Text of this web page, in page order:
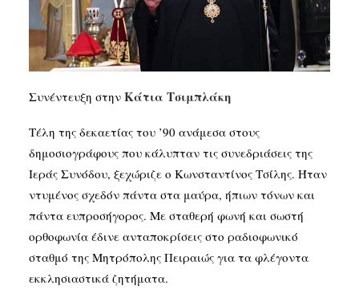
Συνέντευξη στην Κάτια Τσιμπλάκη
Τέλη της δεκαετίας του ’90 ανάμεσα στους
δημοσιογράφους που κάλυπταν τις συνεδριάσεις της
Ιεράς Συνόδου, ξεχώριζε ο Κωνσταντίνος Τσίλης. Ήταν
ντυμένος σχεδόν πάντα στα μαύρα, ήπιων τόνων και
πάντα ευπροσήγορος. Με σταθερή φωνή και σωστή
ορθοφωνία έδινε ανταποκρίσεις στο ραδιοφωνικό
σταθμό της Μητρόπολης Πειραιώς για τα φλέγοντα
εκκλησιαστικά ζητήματα.